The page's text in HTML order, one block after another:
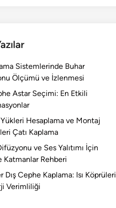
Sistemlerinde Buhar
Ölçümü ve İzlenmesi
Astar Seçimi: En Etkili
Hesaplama ve Montaj
Çatı Kaplama
ve Ses Yalıtımı İçin
Katmanlar Rehberi
Dış Cephe Kaplama: Isı Köprüleri
Verimliliği